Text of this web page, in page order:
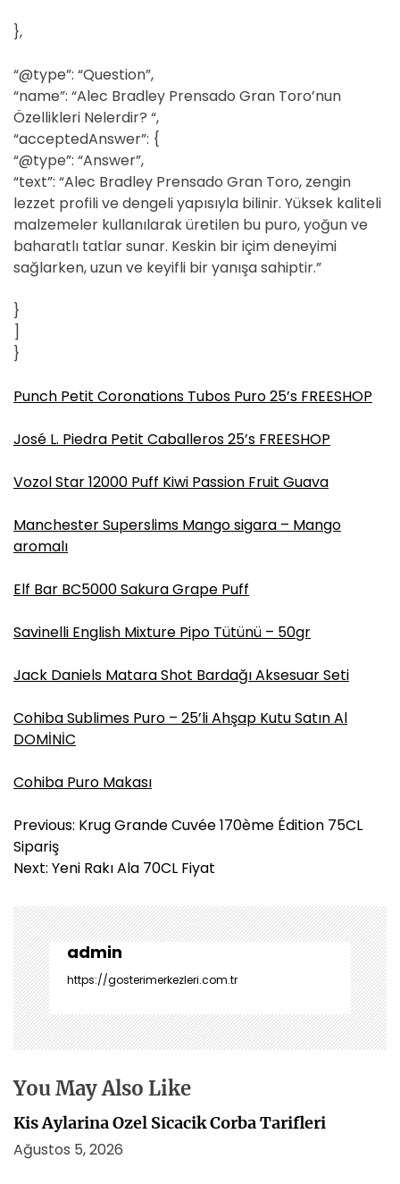
},
“@type”: “Question”,
“name”: “Alec Bradley Prensado Gran Toro’nun
Özellikleri Nelerdir? “,
“acceptedAnswer”: {
“@type”: “Answer”,
“text”: “Alec Bradley Prensado Gran Toro, zengin
lezzet profili ve dengeli yapısıyla bilinir. Yüksek kaliteli
malzemeler kullanılarak üretilen bu puro, yoğun ve
baharatlı tatlar sunar. Keskin bir içim deneyimi
sağlarken, uzun ve keyifli bir yanışa sahiptir.”
}
]
}
Punch Petit Coronations Tubos Puro 25’s FREESHOP
José L. Piedra Petit Caballeros 25’s FREESHOP
Vozol Star 12000 Puff Kiwi Passion Fruit Guava
Manchester Superslims Mango sigara – Mango
aromalı
Elf Bar BC5000 Sakura Grape Puff
Savinelli English Mixture Pipo Tütünü – 50gr
Jack Daniels Matara Shot Bardağı Aksesuar Seti
Cohiba Sublimes Puro – 25’li Ahşap Kutu Satın Al
DOMİNİC
Cohiba Puro Makası
Y
a
z
g
e
z
i
n
m
e
i
Previous: Krug Grande Cuvée 170ème Édition 75CL
Sipariş
Next: Yeni Rakı Ala 70CL Fiyat
admin
https://gosterimerkezleri.com.tr
You May Also Like
Kis Aylarina Ozel Sicacik Corba Tarifleri
Ağustos 5, 2026